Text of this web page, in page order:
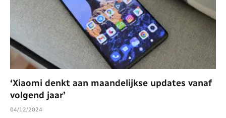
‘Xiaomi denkt aan maandelijkse updates vanaf
volgend jaar’
04/12/2024